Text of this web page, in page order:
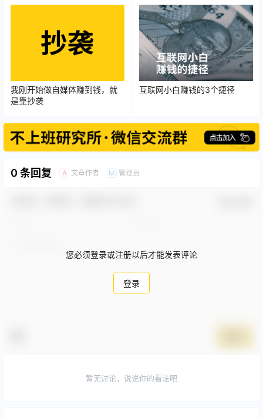
我刚开始做自媒体赚到钱，就
是靠抄袭
互联网小白赚钱的3个捷径
0 条回复 A 文章作者 M 管理员
您必须登录或注册以后才能发表评论
登录
暂无讨论，说说你的看法吧